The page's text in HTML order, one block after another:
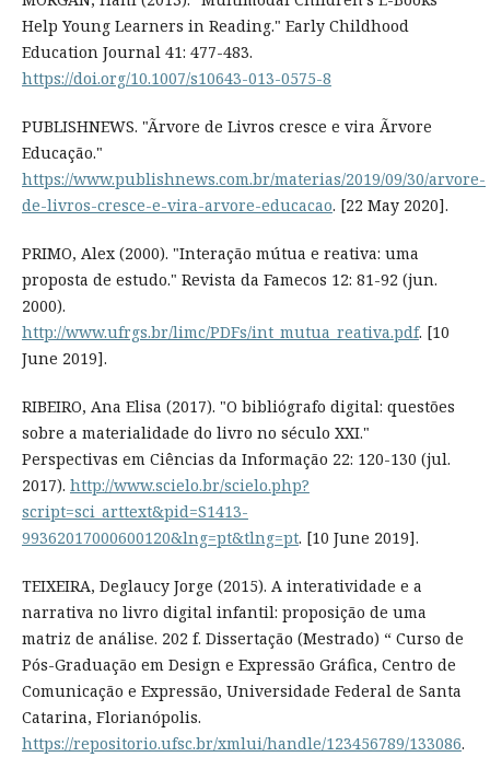
Help Young Learners in Reading." Early Childhood
Education Journal 41: 477-483.
https://doi.org/10.1007/s10643-013-0575-8
PUBLISHNEWS. "Ãrvore de Livros cresce e vira Ãrvore
Educação."
https://www.publishnews.com.br/materias/2019/09/30/arvore-
de-livros-cresce-e-vira-arvore-educacao. [22 May 2020].
PRIMO, Alex (2000). "Interação mútua e reativa: uma
proposta de estudo." Revista da Famecos 12: 81-92 (jun.
2000).
http://www.ufrgs.br/limc/PDFs/int_mutua_reativa.pdf. [10
June 2019].
RIBEIRO, Ana Elisa (2017). "O bibliógrafo digital: questões
sobre a materialidade do livro no século XXI."
Perspectivas em Ciências da Informação 22: 120-130 (jul.
2017). http://www.scielo.br/scielo.php?
script=sci_arttext&pid=S1413-
99362017000600120&lng=pt&tlng=pt. [10 June 2019].
TEIXEIRA, Deglaucy Jorge (2015). A interatividade e a
narrativa no livro digital infantil: proposição de uma
matriz de análise. 202 f. Dissertação (Mestrado) “ Curso de
Pós-Graduação em Design e Expressão Gráfica, Centro de
Comunicação e Expressão, Universidade Federal de Santa
Catarina, Florianópolis.
https://repositorio.ufsc.br/xmlui/handle/123456789/133086.